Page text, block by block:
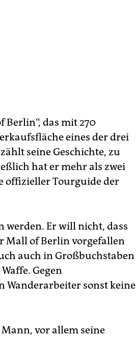
das mit 270
eines der drei
seine Geschichte, zu
hat er mehr als zwei
offizieller Tourguide der
werden. Er will nicht, dass
Mall of Berlin vorgefallen
auch in Großbuchstaben
Gegen
sonst keine
vor allem seine